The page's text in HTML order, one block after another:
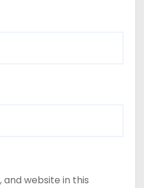
and website in this